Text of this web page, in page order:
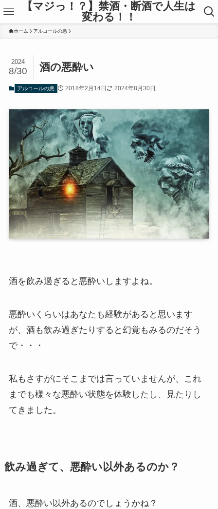
【マジっ！？】禁酒・断酒で人生は
変わる！！
ホーム アルコールの悪
酒の悪酔い
2024
8/30
アルコールの悪 2018年2月14日 2024年8月30日
酒を飲み過ぎると悪酔いしますよね。
悪酔いくらいはあなたも経験があると思います
が、酒も飲み過ぎたりすると幻覚もみるのだそう
で・・・
私もさすがにそこまでは言っていませんが、これ
までも様々な悪酔い状態を体験したし、見たりし
てきました。
飲み過ぎて、悪酔い以外あるのか？
酒、悪酔い以外あるのでしょうかね？